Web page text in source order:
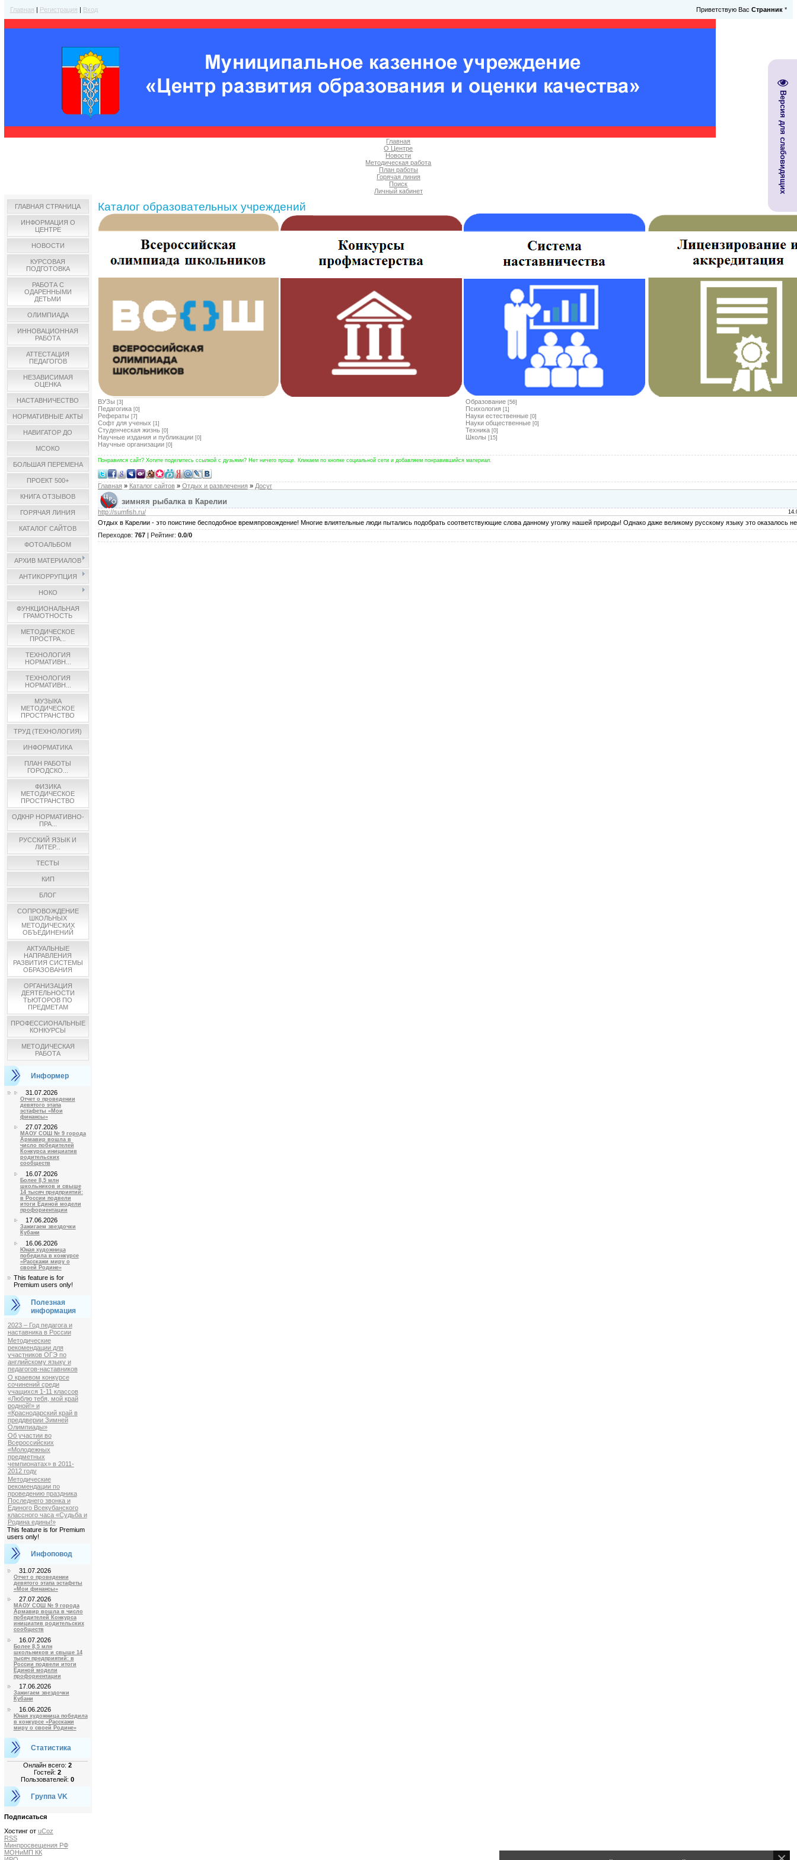
Версия для слабовидящих
Главная | Регистрация | Вход Приветствую Вас Странник *
Главная
О Центре
Новости
Методическая работа
План работы
Горячая линия
Поиск
Личный кабинет
ГЛАВНАЯ СТРАНИЦА
ИНФОРМАЦИЯ О
ЦЕНТРЕ
НОВОСТИ
КУРСОВАЯ
ПОДГОТОВКА
РАБОТА С
ОДАРЕННЫМИ
ДЕТЬМИ
ОЛИМПИАДА
ИННОВАЦИОННАЯ
РАБОТА
АТТЕСТАЦИЯ
ПЕДАГОГОВ
НЕЗАВИСИМАЯ
ОЦЕНКА
НАСТАВНИЧЕСТВО
НОРМАТИВНЫЕ АКТЫ
НАВИГАТОР ДО
МСОКО
БОЛЬШАЯ ПЕРЕМЕНА
ПРОЕКТ 500+
КНИГА ОТЗЫВОВ
ГОРЯЧАЯ ЛИНИЯ
КАТАЛОГ САЙТОВ
ФОТОАЛЬБОМ
АРХИВ МАТЕРИАЛОВ
АНТИКОРРУПЦИЯ
НОКО
ФУНКЦИОНАЛЬНАЯ
ГРАМОТНОСТЬ
МЕТОДИЧЕСКОЕ
ПРОСТРА...
ТЕХНОЛОГИЯ
НОРМАТИВН...
ТЕХНОЛОГИЯ
НОРМАТИВН...
МУЗЫКА
МЕТОДИЧЕСКОЕ
ПРОСТРАНСТВО
ТРУД (ТЕХНОЛОГИЯ)
ИНФОРМАТИКА
ПЛАН РАБОТЫ
ГОРОДСКО...
ФИЗИКА
МЕТОДИЧЕСКОЕ
ПРОСТРАНСТВО
ОДКНР НОРМАТИВНО-
ПРА...
РУССКИЙ ЯЗЫК И
ЛИТЕР...
ТЕСТЫ
КИП
БЛОГ
СОПРОВОЖДЕНИЕ
ШКОЛЬНЫХ
МЕТОДИЧЕСКИХ
ОБЪЕДИНЕНИЙ
АКТУАЛЬНЫЕ
НАПРАВЛЕНИЯ
РАЗВИТИЯ СИСТЕМЫ
ОБРАЗОВАНИЯ
ОРГАНИЗАЦИЯ
ДЕЯТЕЛЬНОСТИ
ТЬЮТОРОВ ПО
ПРЕДМЕТАМ
ПРОФЕССИОНАЛЬНЫЕ
КОНКУРСЫ
МЕТОДИЧЕСКАЯ
РАБОТА
Информер
31.07.2026
Отчет о проведении
девятого этапа
эстафеты «Мои
финансы»
27.07.2026
МАОУ СОШ № 9 города
Армавир вошла в
число победителей
Конкурса инициатив
родительских
сообществ
16.07.2026
Более 8,5 млн
школьников и свыше
14 тысяч предприятий:
в России подвели
итоги Единой модели
профориентации
17.06.2026
Зажигаем звездочки
Кубани
16.06.2026
Юная художница
победила в конкурсе
«Расскажи миру о
своей Родине»
This feature is for
Premium users only!
Полезная
информация
2023 – Год педагога и
наставника в России
Методические
рекомендации для
участников ОГЭ по
английскому языку и
педагогов-наставников
О краевом конкурсе
сочинений среди
учащихся 1-11 классов
«Люблю тебя, мой край
родной!» и
«Краснодарский край в
преддверии Зимней
Олимпиады»
Об участии во
Всероссийских
«Молодежных
предметных
чемпионатах» в 2011-
2012 году
Методические
рекомендации по
проведению праздника
Последнего звонка и
Единого Всекубанского
классного часа «Судьба и
Родина едины!»
This feature is for Premium
users only!
Инфоповод
31.07.2026
Отчет о проведении
девятого этапа эстафеты
«Мои финансы»
27.07.2026
МАОУ СОШ № 9 города
Армавир вошла в число
победителей Конкурса
инициатив родительских
сообществ
16.07.2026
Более 8,5 млн
школьников и свыше 14
тысяч предприятий: в
России подвели итоги
Единой модели
профориентации
17.06.2026
Зажигаем звездочки
Кубани
16.06.2026
Юная художница победила
в конкурсе «Расскажи
миру о своей Родине»
Статистика
Онлайн всего: 2
Гостей: 2
Пользователей: 0
Группа VK
Каталог образовательных учреждений
ВУЗы [3] Образование [56]
Педагогика [0] Психология [1]
Рефераты [7] Науки естественные [0]
Софт для ученых [1] Науки общественные [0]
Студенческая жизнь [0] Техника [0]
Научные издания и публикации [0] Школы [15]
Научные организации [0]
Понравился сайт? Хотите поделитесь ссылкой с дузьями? Нет ничего проще. Кликаем по кнопке социальной сети и добавляем понравившийся материал.
Главная » Каталог сайтов» Отдых и развлечения » Досуг
зимняя рыбалка в Карелии
http://sumfish.ru/
Отдых в Карелии - это поистине бесподобное времяпровождение! Многие влиятельные люди пытались подобрать соответствующие слова данному уголку нашей природы! Однако даже великому русскому языку это оказалось
Переходов: 767| Рейтинг: 0.0/0
Подписаться
Хостинг от uCoz
RSS
Минпросвещения РФ
МОНиМП КК